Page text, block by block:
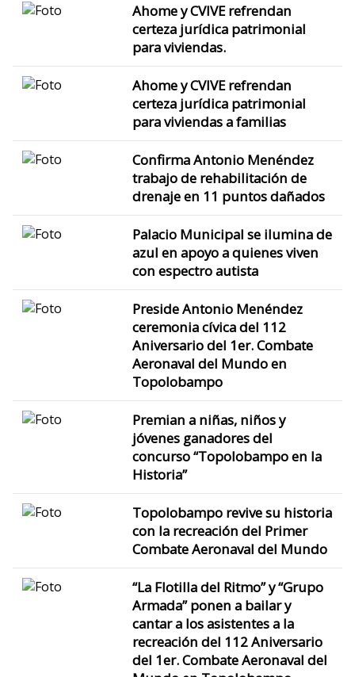
Ahome y CVIVE refrendan
certeza jurídica patrimonial
para viviendas.
Ahome y CVIVE refrendan
certeza jurídica patrimonial
para viviendas a familias
Confirma Antonio Menéndez
trabajo de rehabilitación de
drenaje en 11 puntos dañados
Palacio Municipal se ilumina de
azul en apoyo a quienes viven
con espectro autista
Preside Antonio Menéndez
ceremonia cívica del 112
Aniversario del 1er. Combate
Aeronaval del Mundo en
Topolobampo
Premian a niñas, niños y
jóvenes ganadores del
concurso “Topolobampo en la
Historia”
Topolobampo revive su historia
con la recreación del Primer
Combate Aeronaval del Mundo
“La Flotilla del Ritmo” y “Grupo
Armada” ponen a bailar y
cantar a los asistentes a la
recreación del 112 Aniversario
del 1er. Combate Aeronaval del